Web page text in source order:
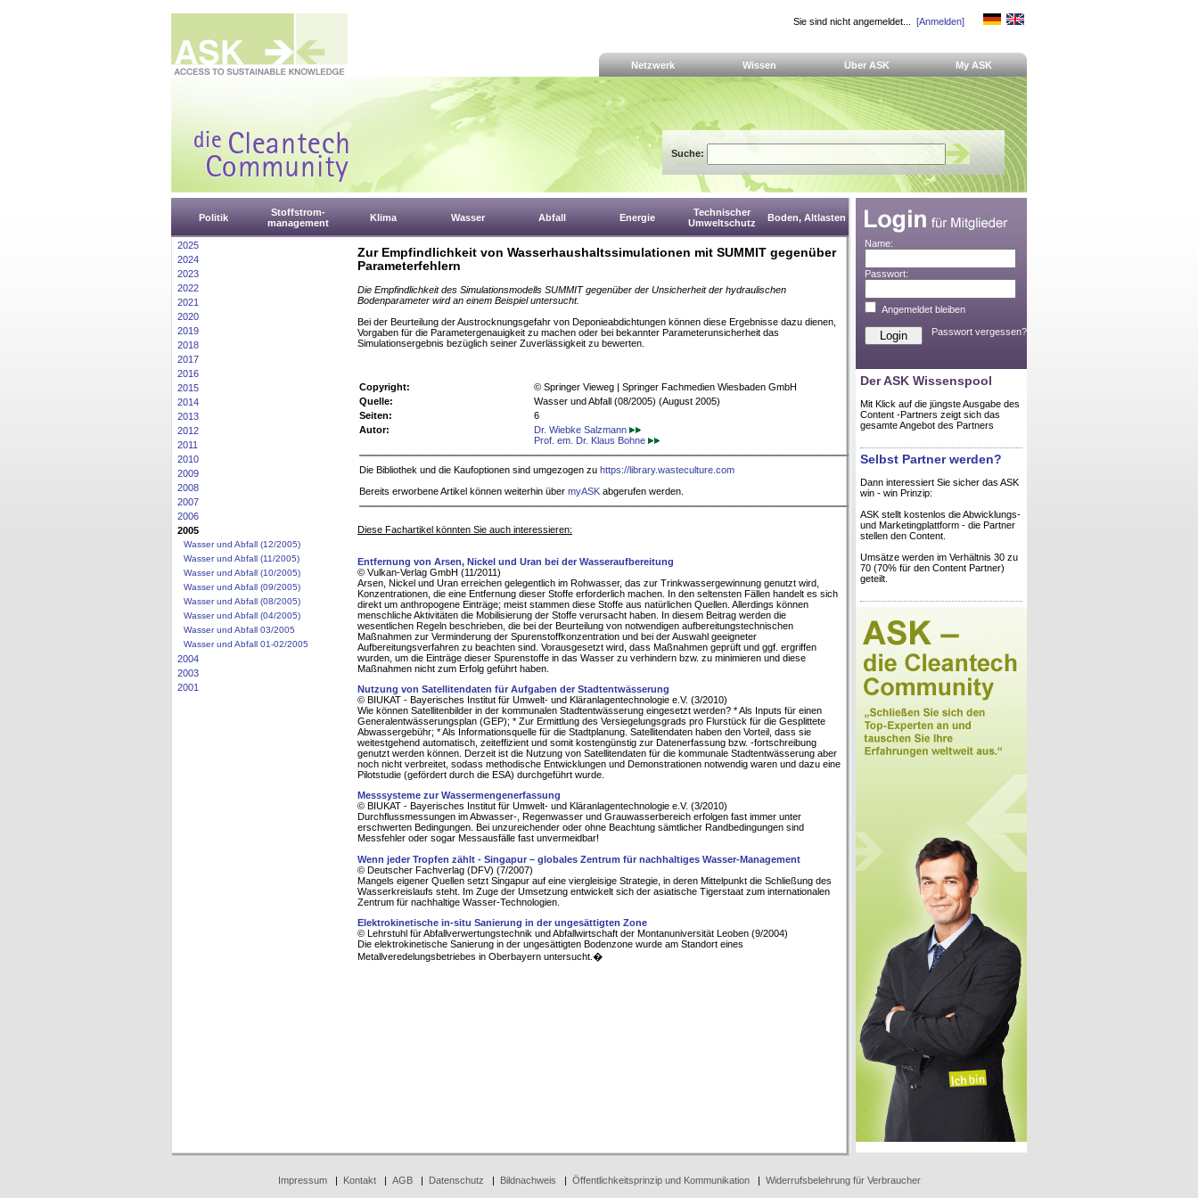
Sie sind nicht angemeldet... [Anmelden]
Netzwerk Wissen Über ASK My ASK
Suche:
Politik
Stoffstrom-
management
Klima Wasser Abfall Energie
Technischer
Umweltschutz
Boden, Altlasten
2025
2024
2023
2022
2021
2020
2019
2018
2017
2016
2015
2014
2013
2012
2011
2010
2009
2008
2007
2006
2005
Wasser und Abfall (12/2005)
Wasser und Abfall (11/2005)
Wasser und Abfall (10/2005)
Wasser und Abfall (09/2005)
Wasser und Abfall (08/2005)
Wasser und Abfall (04/2005)
Wasser und Abfall 03/2005
Wasser und Abfall 01-02/2005
2004
2003
2001
Zur Empfindlichkeit von Wasserhaushaltssimulationen mit SUMMIT gegenüber
Parameterfehlern
Die Empfindlichkeit des Simulationsmodells SUMMIT gegenüber der Unsicherheit der hydraulischen
Bodenparameter wird an einem Beispiel untersucht.
Bei der Beurteilung der Austrocknungsgefahr von Deponieabdichtungen können diese Ergebnisse dazu dienen,
Vorgaben für die Parametergenauigkeit zu machen oder bei bekannter Parameterunsicherheit das
Simulationsergebnis bezüglich seiner Zuverlässigkeit zu bewerten.
Copyright:
© Springer Vieweg | Springer Fachmedien Wiesbaden GmbH
Quelle:
Wasser und Abfall (08/2005) (August 2005)
Seiten:
6
Autor:
Dr. Wiebke Salzmann
Prof. em. Dr. Klaus Bohne
Die Bibliothek und die Kaufoptionen sind umgezogen zu https://library.wasteculture.com
Bereits erworbene Artikel können weiterhin über myASK abgerufen werden.
Diese Fachartikel könnten Sie auch interessieren:
Entfernung von Arsen, Nickel und Uran bei der Wasseraufbereitung
© Vulkan-Verlag GmbH (11/2011)
Arsen, Nickel und Uran erreichen gelegentlich im Rohwasser, das zur Trinkwassergewinnung genutzt wird,
Konzentrationen, die eine Entfernung dieser Stoffe erforderlich machen. In den seltensten Fällen handelt es sich
direkt um anthropogene Einträge; meist stammen diese Stoffe aus natürlichen Quellen. Allerdings können
menschliche Aktivitäten die Mobilisierung der Stoffe verursacht haben. In diesem Beitrag werden die
wesentlichen Regeln beschrieben, die bei der Beurteilung von notwendigen aufbereitungstechnischen
Maßnahmen zur Verminderung der Spurenstoffkonzentration und bei der Auswahl geeigneter
Aufbereitungsverfahren zu beachten sind. Vorausgesetzt wird, dass Maßnahmen geprüft und ggf. ergriffen
wurden, um die Einträge dieser Spurenstoffe in das Wasser zu verhindern bzw. zu minimieren und diese
Maßnahmen nicht zum Erfolg geführt haben.
Nutzung von Satellitendaten für Aufgaben der Stadtentwässerung
© BIUKAT - Bayerisches Institut für Umwelt- und Kläranlagentechnologie e.V. (3/2010)
Wie können Satellitenbilder in der kommunalen Stadtentwässerung eingesetzt werden? * Als Inputs für einen
Generalentwässerungsplan (GEP); * Zur Ermittlung des Versiegelungsgrads pro Flurstück für die Gesplittete
Abwassergebühr; * Als Informationsquelle für die Stadtplanung. Satellitendaten haben den Vorteil, dass sie
weitestgehend automatisch, zeiteffizient und somit kostengünstig zur Datenerfassung bzw. -fortschreibung
genutzt werden können. Derzeit ist die Nutzung von Satellitendaten für die kommunale Stadtentwässerung aber
noch nicht verbreitet, sodass methodische Entwicklungen und Demonstrationen notwendig waren und dazu eine
Pilotstudie (gefördert durch die ESA) durchgeführt wurde.
Messsysteme zur Wassermengenerfassung
© BIUKAT - Bayerisches Institut für Umwelt- und Kläranlagentechnologie e.V. (3/2010)
Durchflussmessungen im Abwasser-, Regenwasser und Grauwasserbereich erfolgen fast immer unter
erschwerten Bedingungen. Bei unzureichender oder ohne Beachtung sämtlicher Randbedingungen sind
Messfehler oder sogar Messausfälle fast unvermeidbar!
Wenn jeder Tropfen zählt - Singapur – globales Zentrum für nachhaltiges Wasser-Management
© Deutscher Fachverlag (DFV) (7/2007)
Mangels eigener Quellen setzt Singapur auf eine viergleisige Strategie, in deren Mittelpunkt die Schließung des
Wasserkreislaufs steht. Im Zuge der Umsetzung entwickelt sich der asiatische Tigerstaat zum internationalen
Zentrum für nachhaltige Wasser-Technologien.
Elektrokinetische in-situ Sanierung in der ungesättigten Zone
© Lehrstuhl für Abfallverwertungstechnik und Abfallwirtschaft der Montanuniversität Leoben (9/2004)
Die elektrokinetische Sanierung in der ungesättigten Bodenzone wurde am Standort eines
Metallveredelungsbetriebes in Oberbayern untersucht.�
Name:
Passwort:
Angemeldet bleiben
Passwort vergessen?
Der ASK Wissenspool
Mit Klick auf die jüngste Ausgabe des
Content -Partners zeigt sich das
gesamte Angebot des Partners
Selbst Partner werden?
Dann interessiert Sie sicher das ASK
win - win Prinzip:
ASK stellt kostenlos die Abwicklungs-
und Marketingplattform - die Partner
stellen den Content.
Umsätze werden im Verhältnis 30 zu
70 (70% für den Content Partner)
geteilt.
Impressum| Kontakt| AGB| Datenschutz | Bildnachweis | Öffentlichkeitsprinzip und Kommunikation| Widerrufsbelehrung für Verbraucher